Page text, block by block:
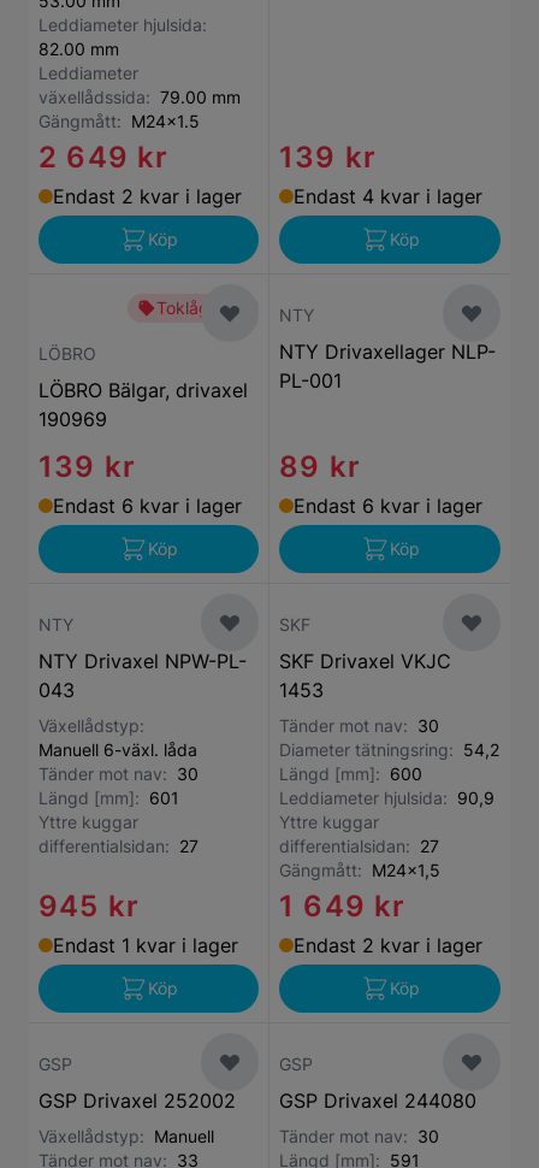
Leddiameter hjulsida:
82.00 mm
Leddiameter
växellådssida: 79.00 mm
Gängmått: M24x1.5
2 649 kr
Endast 2 kvar i lager
Köp
139 kr
Endast 4 kvar i lager
Köp
Toklågt pris
LÖBRO
LÖBRO Bälgar, drivaxel
190969
139 kr
Endast 6 kvar i lager
Köp
NTY
NTY Drivaxellager NLP-
PL-001
89 kr
Endast 6 kvar i lager
Köp
NTY
NTY Drivaxel NPW-PL-
043
Växellådstyp:
Manuell 6-växl. låda
Tänder mot nav: 30
Längd [mm]: 601
Yttre kuggar
differentialsidan: 27
945 kr
Endast 1 kvar i lager
Köp
SKF
SKF Drivaxel VKJC
1453
Tänder mot nav: 30
Diameter tätningsring: 54,2
Längd [mm]: 600
Leddiameter hjulsida: 90,9
Yttre kuggar
differentialsidan: 27
Gängmått: M24x1,5
1 649 kr
Endast 2 kvar i lager
Köp
GSP
GSP Drivaxel 252002
Växellådstyp: Manuell
Tänder mot nav: 33
GSP
GSP Drivaxel 244080
Tänder mot nav: 30
Längd [mm]: 591